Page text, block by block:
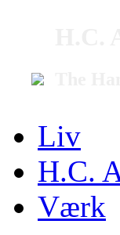
Liv
H.C.
Værk